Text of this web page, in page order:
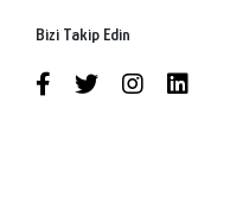
Bizi Takip Edin